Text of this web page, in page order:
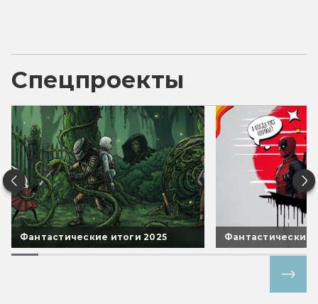
Спецпроекты
Фантастические итоги 2025 Фантастические